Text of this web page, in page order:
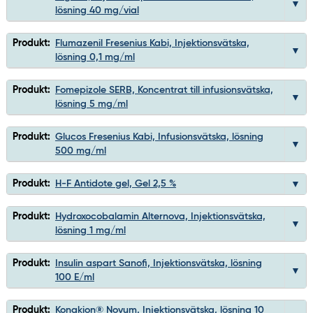
lösning 40 mg/vial
Produkt:
Flumazenil Fresenius Kabi, Injektionsvätska,
lösning 0,1 mg/ml
Produkt:
Fomepizole SERB, Koncentrat till infusionsvätska,
lösning 5 mg/ml
Produkt: Glucos Fresenius Kabi, Infusionsvätska, lösning
500 mg/ml
Produkt: H-F Antidote gel, Gel 2,5 %
Produkt:
Hydroxocobalamin Alternova, Injektionsvätska,
lösning 1 mg/ml
Produkt:
Insulin aspart Sanofi, Injektionsvätska, lösning
100 E/ml
Produkt:
Konakion® Novum, Injektionsvätska, lösning 10